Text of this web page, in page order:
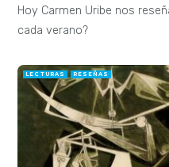
Hoy Carmen Uribe nos
cada verano?
LECTURAS RESEÑAS